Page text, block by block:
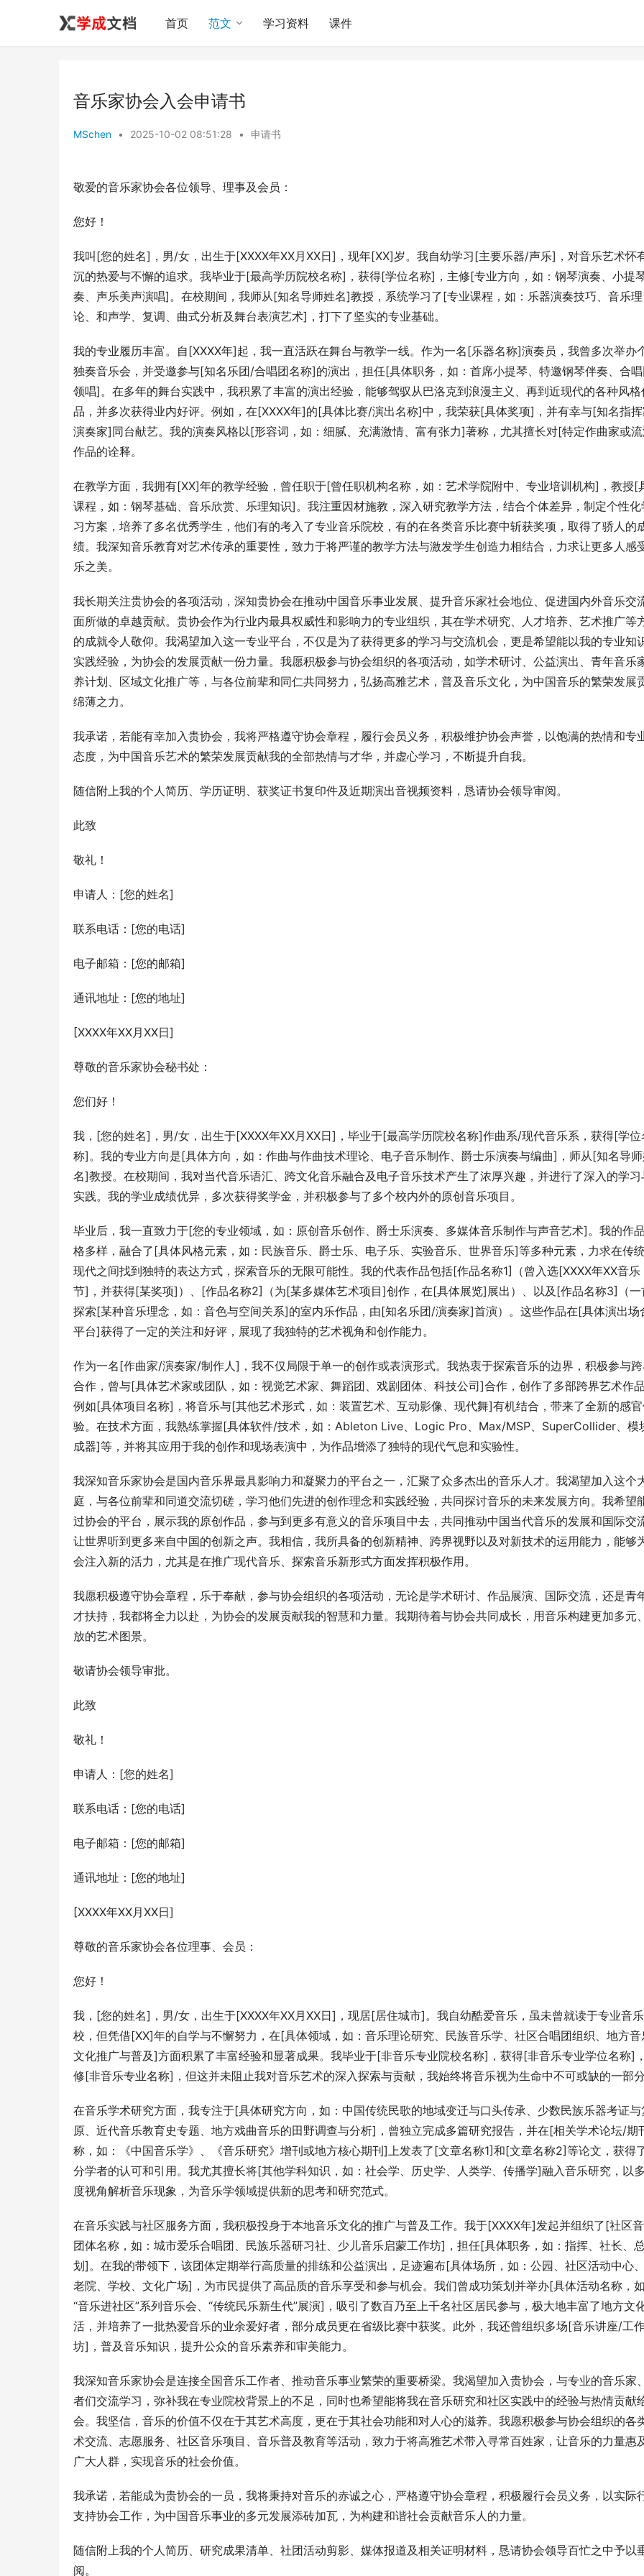
首页 范文 学习资料 课件
音乐家协会入会申请书
MSchen • 2025-10-02 08:51:28 • 申请书
敬爱的音乐家协会各位领导、理事及会员：
您好！
我叫[您的姓名]，男/女，出生于[XXXX年XX月XX日]，现年[XX]岁。我自幼学习[主要乐器/声乐]，对音乐艺术怀
沉的热爱与不懈的追求。我毕业于[最高学历院校名称]，获得[学位名称]，主修[专业方向，如：钢琴演奏、小提
奏、声乐美声演唱]。在校期间，我师从[知名导师姓名]教授，系统学习了[专业课程，如：乐器演奏技巧、音乐理
论、和声学、复调、曲式分析及舞台表演艺术]，打下了坚实的专业基础。
我的专业履历丰富。自[XXXX年]起，我一直活跃在舞台与教学一线。作为一名[乐器名称]演奏员，我曾多次举办
独奏音乐会，并受邀参与[知名乐团/合唱团名称]的演出，担任[具体职务，如：首席小提琴、特邀钢琴伴奏、合
领唱]。在多年的舞台实践中，我积累了丰富的演出经验，能够驾驭从巴洛克到浪漫主义、再到近现代的各种风格
品，并多次获得业内好评。例如，在[XXXX年]的[具体比赛/演出名称]中，我荣获[具体奖项]，并有幸与[知名指
演奏家]同台献艺。我的演奏风格以[形容词，如：细腻、充满激情、富有张力]著称，尤其擅长对[特定作曲家或
作品的诠释。
在教学方面，我拥有[XX]年的教学经验，曾任职于[曾任职机构名称，如：艺术学院附中、专业培训机构]，教授[
课程，如：钢琴基础、音乐欣赏、乐理知识]。我注重因材施教，深入研究教学方法，结合个体差异，制定个性化
习方案，培养了多名优秀学生，他们有的考入了专业音乐院校，有的在各类音乐比赛中斩获奖项，取得了骄人的
绩。我深知音乐教育对艺术传承的重要性，致力于将严谨的教学方法与激发学生创造力相结合，力求让更多人感
乐之美。
我长期关注贵协会的各项活动，深知贵协会在推动中国音乐事业发展、提升音乐家社会地位、促进国内外音乐交
面所做的卓越贡献。贵协会作为行业内最具权威性和影响力的专业组织，其在学术研究、人才培养、艺术推广等
的成就令人敬仰。我渴望加入这一专业平台，不仅是为了获得更多的学习与交流机会，更是希望能以我的专业知
实践经验，为协会的发展贡献一份力量。我愿积极参与协会组织的各项活动，如学术研讨、公益演出、青年音乐
养计划、区域文化推广等，与各位前辈和同仁共同努力，弘扬高雅艺术，普及音乐文化，为中国音乐的繁荣发展
绵薄之力。
我承诺，若能有幸加入贵协会，我将严格遵守协会章程，履行会员义务，积极维护协会声誉，以饱满的热情和专
态度，为中国音乐艺术的繁荣发展贡献我的全部热情与才华，并虚心学习，不断提升自我。
随信附上我的个人简历、学历证明、获奖证书复印件及近期演出音视频资料，恳请协会领导审阅。
此致
敬礼！
申请人：[您的姓名]
联系电话：[您的电话]
电子邮箱：[您的邮箱]
通讯地址：[您的地址]
[XXXX年XX月XX日]
尊敬的音乐家协会秘书处：
您们好！
我，[您的姓名]，男/女，出生于[XXXX年XX月XX日]，毕业于[最高学历院校名称]作曲系/现代音乐系，获得[学位
称]。我的专业方向是[具体方向，如：作曲与作曲技术理论、电子音乐制作、爵士乐演奏与编曲]，师从[知名导
名]教授。在校期间，我对当代音乐语汇、跨文化音乐融合及电子音乐技术产生了浓厚兴趣，并进行了深入的学习
实践。我的学业成绩优异，多次获得奖学金，并积极参与了多个校内外的原创音乐项目。
毕业后，我一直致力于[您的专业领域，如：原创音乐创作、爵士乐演奏、多媒体音乐制作与声音艺术]。我的作
格多样，融合了[具体风格元素，如：民族音乐、爵士乐、电子乐、实验音乐、世界音乐]等多种元素，力求在传
现代之间找到独特的表达方式，探索音乐的无限可能性。我的代表作品包括[作品名称1]（曾入选[XXXX年XX音乐
节]，并获得[某奖项]）、[作品名称2]（为[某多媒体艺术项目]创作，在[具体展览]展出）、以及[作品名称3]（一
探索[某种音乐理念，如：音色与空间关系]的室内乐作品，由[知名乐团/演奏家]首演）。这些作品在[具体演出场
平台]获得了一定的关注和好评，展现了我独特的艺术视角和创作能力。
作为一名[作曲家/演奏家/制作人]，我不仅局限于单一的创作或表演形式。我热衷于探索音乐的边界，积极参与
合作，曾与[具体艺术家或团队，如：视觉艺术家、舞蹈团、戏剧团体、科技公司]合作，创作了多部跨界艺术作
例如[具体项目名称]，将音乐与[其他艺术形式，如：装置艺术、互动影像、现代舞]有机结合，带来了全新的感
验。在技术方面，我熟练掌握[具体软件/技术，如：Ableton Live、Logic Pro、Max/MSP、SuperCollider、模
成器]等，并将其应用于我的创作和现场表演中，为作品增添了独特的现代气息和实验性。
我深知音乐家协会是国内音乐界最具影响力和凝聚力的平台之一，汇聚了众多杰出的音乐人才。我渴望加入这个
庭，与各位前辈和同道交流切磋，学习他们先进的创作理念和实践经验，共同探讨音乐的未来发展方向。我希望
过协会的平台，展示我的原创作品，参与到更多有意义的音乐项目中去，共同推动中国当代音乐的发展和国际交
让世界听到更多来自中国的创新之声。我相信，我所具备的创新精神、跨界视野以及对新技术的运用能力，能够
会注入新的活力，尤其是在推广现代音乐、探索音乐新形式方面发挥积极作用。
我愿积极遵守协会章程，乐于奉献，参与协会组织的各项活动，无论是学术研讨、作品展演、国际交流，还是青
才扶持，我都将全力以赴，为协会的发展贡献我的智慧和力量。我期待着与协会共同成长，用音乐构建更加多元
放的艺术图景。
敬请协会领导审批。
此致
敬礼！
申请人：[您的姓名]
联系电话：[您的电话]
电子邮箱：[您的邮箱]
通讯地址：[您的地址]
[XXXX年XX月XX日]
尊敬的音乐家协会各位理事、会员：
您好！
我，[您的姓名]，男/女，出生于[XXXX年XX月XX日]，现居[居住城市]。我自幼酷爱音乐，虽未曾就读于专业音
校，但凭借[XX]年的自学与不懈努力，在[具体领域，如：音乐理论研究、民族音乐学、社区合唱团组织、地方音
文化推广与普及]方面积累了丰富经验和显著成果。我毕业于[非音乐专业院校名称]，获得[非音乐专业学位名称]
修[非音乐专业名称]，但这并未阻止我对音乐艺术的深入探索与贡献，我始终将音乐视为生命中不可或缺的一部
在音乐学术研究方面，我专注于[具体研究方向，如：中国传统民歌的地域变迁与口头传承、少数民族乐器考证与
原、近代音乐教育史专题、地方戏曲音乐的田野调查与分析]，曾独立完成多篇研究报告，并在[相关学术论坛/期
称，如：《中国音乐学》、《音乐研究》增刊或地方核心期刊]上发表了[文章名称1]和[文章名称2]等论文，获得
分学者的认可和引用。我尤其擅长将[其他学科知识，如：社会学、历史学、人类学、传播学]融入音乐研究，以
度视角解析音乐现象，为音乐学领域提供新的思考和研究范式。
在音乐实践与社区服务方面，我积极投身于本地音乐文化的推广与普及工作。我于[XXXX年]发起并组织了[社区
团体名称，如：城市爱乐合唱团、民族乐器研习社、少儿音乐启蒙工作坊]，担任[具体职务，如：指挥、社长、
划]。在我的带领下，该团体定期举行高质量的排练和公益演出，足迹遍布[具体场所，如：公园、社区活动中心
老院、学校、文化广场]，为市民提供了高品质的音乐享受和参与机会。我们曾成功策划并举办[具体活动名称，
“音乐进社区”系列音乐会、“传统民乐新生代”展演]，吸引了数百乃至上千名社区居民参与，极大地丰富了地方文
活，并培养了一批热爱音乐的业余爱好者，部分成员更在省级比赛中获奖。此外，我还曾组织多场[音乐讲座/工
坊]，普及音乐知识，提升公众的音乐素养和审美能力。
我深知音乐家协会是连接全国音乐工作者、推动音乐事业繁荣的重要桥梁。我渴望加入贵协会，与专业的音乐家
者们交流学习，弥补我在专业院校背景上的不足，同时也希望能将我在音乐研究和社区实践中的经验与热情贡献
会。我坚信，音乐的价值不仅在于其艺术高度，更在于其社会功能和对人心的滋养。我愿积极参与协会组织的各
术交流、志愿服务、社区音乐项目、音乐普及教育等活动，致力于将高雅艺术带入寻常百姓家，让音乐的力量惠
广大人群，实现音乐的社会价值。
我承诺，若能成为贵协会的一员，我将秉持对音乐的赤诚之心，严格遵守协会章程，积极履行会员义务，以实际
支持协会工作，为中国音乐事业的多元发展添砖加瓦，为构建和谐社会贡献音乐人的力量。
随信附上我的个人简历、研究成果清单、社团活动剪影、媒体报道及相关证明材料，恳请协会领导百忙之中予以
阅。